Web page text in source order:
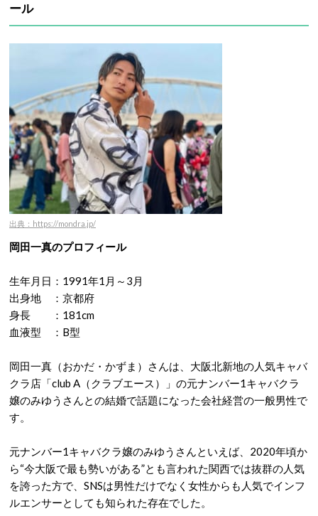
ール
出典：https://mondra.jp/
岡田一真のプロフィール
生年月日：1991年1月～3月
出身地 ：京都府
身長 ：181cm
血液型 ：B型
岡田一真（おかだ・かずま）さんは、大阪北新地の人気キャバ
クラ店「club A（クラブエース）」の元ナンバー1キャバクラ
嬢のみゆうさんとの結婚で話題になった会社経営の一般男性で
す。
元ナンバー1キャバクラ嬢のみゆうさんといえば、2020年頃か
ら“今大阪で最も勢いがある”とも言われた関西では抜群の人気
を誇った方で、SNSは男性だけでなく女性からも人気でインフ
ルエンサーとしても知られた存在でした。